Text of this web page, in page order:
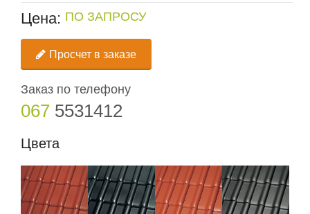
Цена: ПО ЗАПРОСУ
Просчет в заказе
Заказ по телефону
067 5531412
Цвета